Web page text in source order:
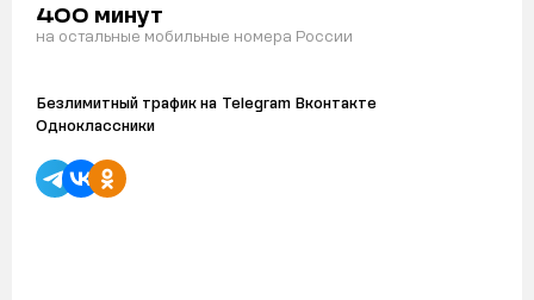
400 минут
на остальные мобильные номера России
Безлимитный трафик на Telegram Вконтакте
Одноклассники